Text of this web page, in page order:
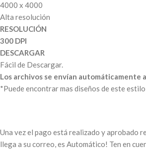
4000 x 4000
Alta resolución
RESOLUCIÓN
300 DPI
DESCARGAR
Fácil de Descargar.
Los archivos se envían automáticamente
*Puede encontrar mas diseños de este
Una vez el pago está realizado y aprobado
llega a su correo, es Automático! Ten en